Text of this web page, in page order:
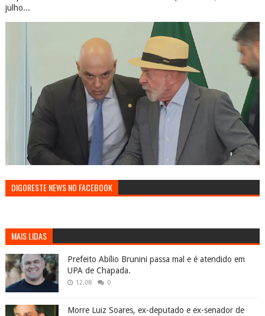
julho...
DIGORESTE NEWS NO FACEBOOK
MAIS LIDAS
Prefeito Abílio Brunini passa mal e é atendido em
UPA de Chapada.
12:08 0
Morre Luiz Soares, ex-deputado e ex-senador de